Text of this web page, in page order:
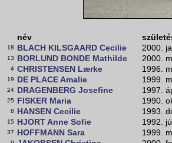
név
18 BLACH KILSGAARD Cecilie 2000.
13 BORLUND BONDE Mathilde 2000.
4 CHRISTENSEN Lærke 1996.
19 DE PLACE Amalie 1999.
24 DRAGENBERG Josefine 1997.
25 FISKER Maria 1990.
8 HANSEN Cecilie 1993.
15 HJORT Anne Sofie 1992.
37 HOFFMANN Sara 1999.